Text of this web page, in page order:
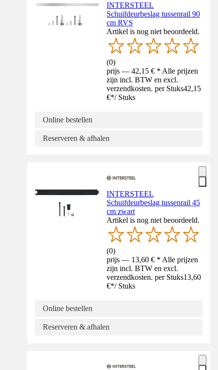
INTERSTEEL
Schuifdeurbeslag tussenrail 90
cm RVS
Artikel is nog niet beoordeeld.
(0)
prijs — 42,15 € * Alle prijzen
zijn incl. BTW en excl.
verzendkosten. per Stuks42,15
€*/ Stuks
Online bestellen
Reserveren & afhalen
INTERSTEEL
Schuifdeurbeslag tussenrail 45
cm zwart
Artikel is nog niet beoordeeld.
(0)
prijs — 13,60 € * Alle prijzen
zijn incl. BTW en excl.
verzendkosten. per Stuks13,60
€*/ Stuks
Online bestellen
Reserveren & afhalen